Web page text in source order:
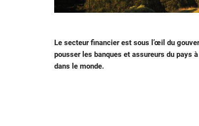
Le secteur financier est sous l’œil du
pousser les banques et assureurs du pays
dans le monde.